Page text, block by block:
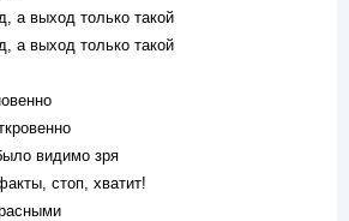
а выход только такой
а выход только такой
видимо зря
стоп, хватит!